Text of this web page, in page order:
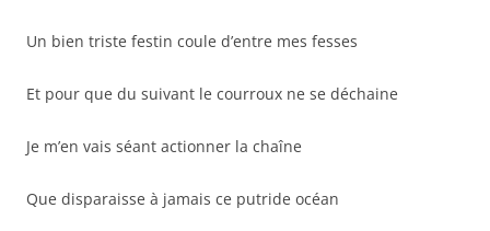
Un bien triste festin coule d’entre mes fesses
Et pour que du suivant le courroux ne se déchaine
Je m’en vais séant actionner la chaîne
Que disparaisse à jamais ce putride océan